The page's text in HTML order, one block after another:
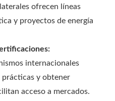
ofrecen líneas
y proyectos de energía
internacionales
y obtener
acceso a mercados.